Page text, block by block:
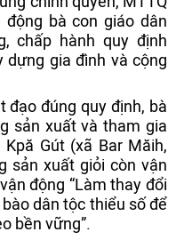
bà con giáo dân
chấp hành quy định
dựng gia đình và cộng
đạo đúng quy định, bà
sản xuất và tham gia
Gút (xã Bar Măih,
sản xuất giỏi còn vận
động “Làm thay đổi
dân tộc thiểu số để
bền vững”.